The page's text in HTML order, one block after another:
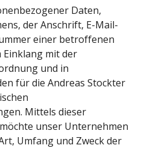
Daten,
der Anschrift, E-Mail-
einer betroffenen
mit der
und in
für die Andreas Stockter
Mittels dieser
unser Unternehmen
Umfang und Zweck der